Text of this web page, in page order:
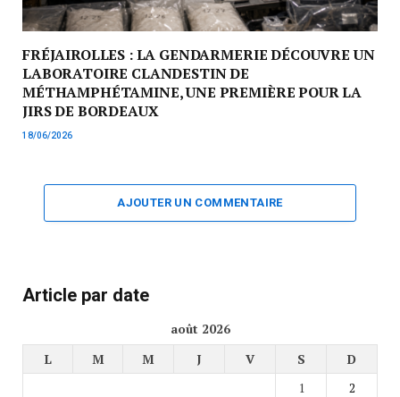
FRÉJAIROLLES : LA GENDARMERIE DÉCOUVRE UN
LABORATOIRE CLANDESTIN DE
MÉTHAMPHÉTAMINE, UNE PREMIÈRE POUR LA
JIRS DE BORDEAUX
18/06/2026
AJOUTER UN COMMENTAIRE
Article par date
août 2026
L
M M J V S
D
1
2